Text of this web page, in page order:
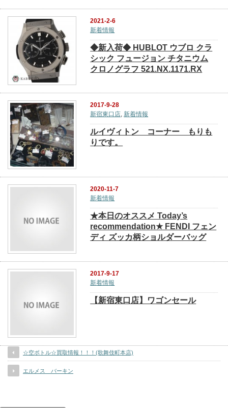
2021-2-6
新着情報
◆新入荷◆ HUBLOT ウブロ クラ
シック フュージョン チタニウム
クロノグラフ 521.NX.1171.RX
2017-9-28
新宿東口店, 新着情報
ルイヴィトン コーナー もりも
りです。
2020-11-7
新着情報
★本日のオススメ Today’s
recommendation★ FENDI フェン
ディ ズッカ柄ショルダーバッグ
2017-9-17
新着情報
【新宿東口店】ワゴンセール
☆空ボトル☆買取情報！！！(歌舞伎町本店)
エルメス バーキン